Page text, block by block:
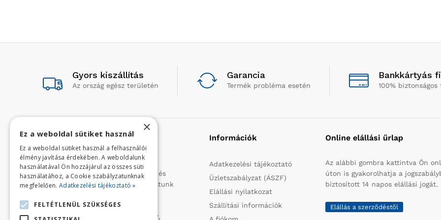
Gyors kiszállítás
Az ország egész területén
Garancia
Termék probléma esetén
Bankkártyás
100% biztonságos
Rólunk
Profilunk a mezőgazdasági, kerti
kisgépek és egyéb iparcikkek kis- és
nagykereskedelme. 1991 óta folytatunk
Olaszországból származó
vízszivattyúkat (DAB, Tesla, Leader,
Információk
Adatkezelési tájékoztató
Üzletszabályzat (ÁSZF)
Elállási nyilatkozat
Szállítási információk
Online elállási űrlap
Az alábbi gombra kattintva Ön
úton is gyakorolhatja a
biztosított 14 napos elállási jogát.
Elállás a szerződéstől
×
Ez a weboldal sütiket használ
Ez a weboldal sütiket használ a felhasználói
élmény javítása érdekében. A weboldalunk
használatával Ön hozzájárul az összes süti
használatához, a Cookie szabályzatunknak
megfelelően. Adatkezelési tájékoztató »
FELTÉTLENÜL SZÜKSÉGES